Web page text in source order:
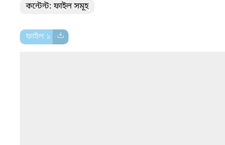
কন্টেন্ট: ফাইল সমূহ
ফাইল ১